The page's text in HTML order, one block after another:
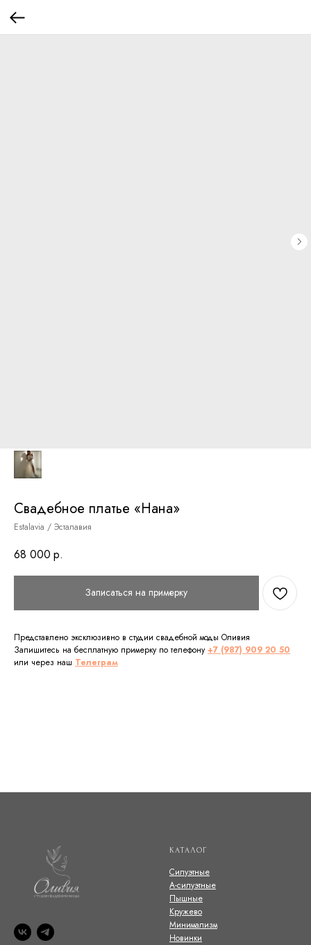
Свадебное платье «Нана»
Estalavia / Эсталавия
68 000 р.
Записаться на примерку
Представлено эксклюзивно в студии свадебной моды Оливия
Запишитесь на бесплатную примерку по телефону +7 (987) 909 20 50
или через наш Телеграм
КАТАЛОГ
Силуэтные
А-силуэтные
Пышные
Кружево
Минимализм
Новинки